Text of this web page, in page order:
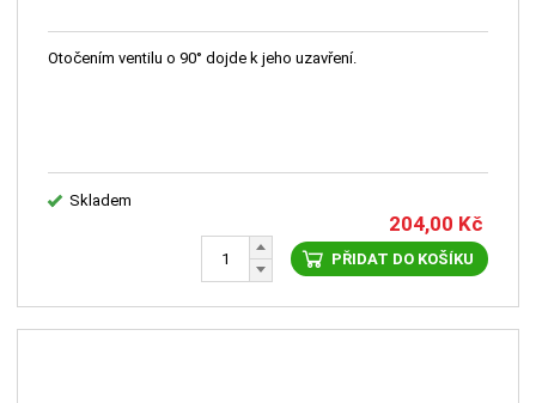
Otočením ventilu o 90° dojde k jeho uzavření.
Skladem
204,00 Kč
PŘIDAT DO KOŠÍKU